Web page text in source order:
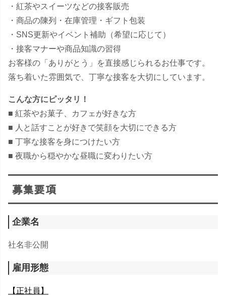
・紅茶やスイーツなどの接客販売
・商品の陳列・在庫管理・ギフト包装
・SNS更新やイベント補助（希望に応じて）
・接客マナーや商品知識の習得
お客様の「ありがとう」を直接感じられるお仕事です。
落ち着いた雰囲気で、丁寧な接客を大切にしています。
こんな方にピッタリ！
■ 紅茶やお菓子、カフェが好きな方
■ 人と話すことが好きで笑顔を大切にできる方
■ 丁寧な接客を身につけたい方
■ 夜職から穏やかな昼職に変わりたい方
募集要項
企業名
社名非公開
雇用形態
【正社員】